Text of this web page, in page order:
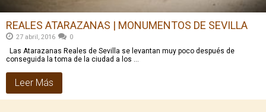
REALES ATARAZANAS | MONUMENTOS DE SEVILLA
27 abril, 2016 0
Las Atarazanas Reales de Sevilla se levantan muy poco después de
conseguida la toma de la ciudad a los …
Leer Más